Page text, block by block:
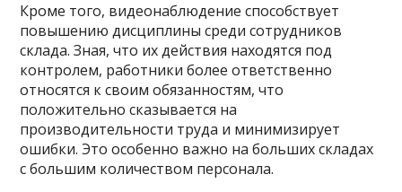
Кроме того, видеонаблюдение способствует
повышению дисциплины среди сотрудников
склада. Зная, что их действия находятся под
контролем, работники более ответственно
относятся к своим обязанностям, что
положительно сказывается на
производительности труда и минимизирует
ошибки. Это особенно важно на больших складах
с большим количеством персонала.